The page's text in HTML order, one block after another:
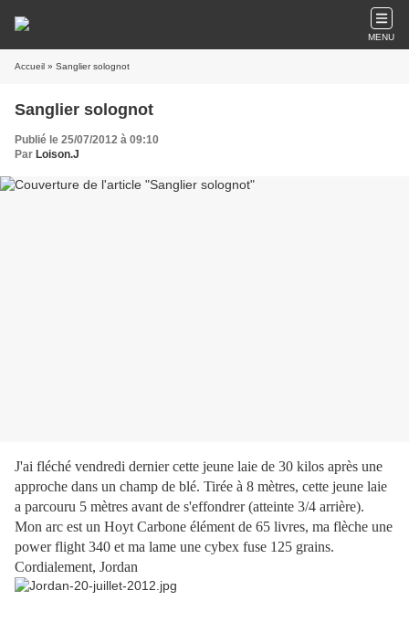
MENU
Accueil » Sanglier solognot
Sanglier solognot
Publié le 25/07/2012 à 09:10
Par Loison.J
J'ai fléché vendredi dernier cette jeune laie de 30 kilos après une
approche dans un champ de blé. Tirée à 8 mètres, cette jeune laie
a parcouru 5 mètres avant de s'effondrer (atteinte 3/4 arrière).
Mon arc est un Hoyt Carbone élément de 65 livres, ma flèche une
power flight 340 et ma lame une cybex fuse 125 grains.
Cordialement, Jordan